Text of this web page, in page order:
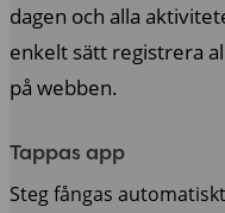
dagen och alla
enkelt sätt registrera
på webben.
Tappas app
Steg fångas